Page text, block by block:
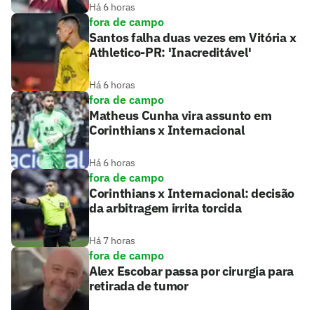
Há 6 horas
fora de campo
Santos falha duas vezes em Vitória x
Athletico-PR: 'Inacreditável'
Há 6 horas
fora de campo
Matheus Cunha vira assunto em
Corinthians x Internacional
Há 6 horas
fora de campo
Corinthians x Internacional: decisão
da arbitragem irrita torcida
Há 7 horas
fora de campo
Alex Escobar passa por cirurgia para
retirada de tumor